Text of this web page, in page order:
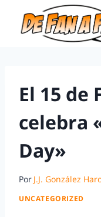
El 15 de
celebra
Day»
Por J.J. González
UNCATEGORIZED